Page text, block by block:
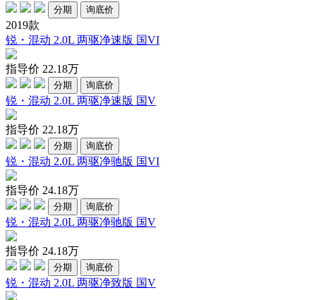
分期 询底价
2019款
锐・混动 2.0L 两驱净速版 国VI
指导价 22.18万
分期 询底价
锐・混动 2.0L 两驱净速版 国V
指导价 22.18万
分期 询底价
锐・混动 2.0L 两驱净驰版 国VI
指导价 24.18万
分期 询底价
锐・混动 2.0L 两驱净驰版 国V
指导价 24.18万
分期 询底价
锐・混动 2.0L 两驱净致版 国V